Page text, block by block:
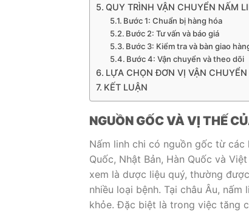
QUY TRÌNH VẬN CHUYỂN NẤM
Bước 1: Chuẩn bị hàng hóa
Bước 2: Tư vấn và báo giá
Bước 3: Kiểm tra và bàn giao
Bước 4: Vận chuyển và theo dõi
LỰA CHỌN ĐƠN VỊ VẬN CHUYỂN
KẾT LUẬN
NGUỒN GỐC VÀ VỊ THẾ
Nấm linh chi có nguồn gốc từ
Quốc, Nhật Bản, Hàn Quốc và
xem là dược liệu quý, thường
nhiều loại bệnh. Tại châu Âu,
khỏe. Đặc biệt là trong việc tăng